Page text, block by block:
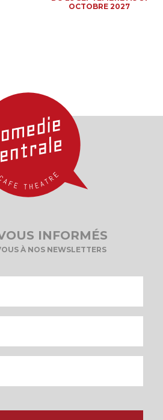
OCTOBRE 2027
INFORMÉS
À NOS NEWSLETTERS